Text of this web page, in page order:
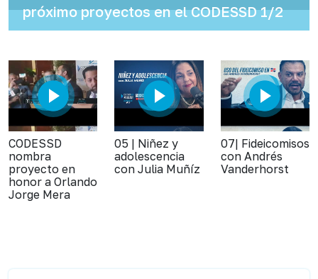
próximo proyectos en el CODESSD 1/2
CODESSD
nombra
proyecto en
honor a Orlando
Jorge Mera
05 | Niñez y
adolescencia
con Julia Muñíz
07| Fideicomisos
con Andrés
Vanderhorst